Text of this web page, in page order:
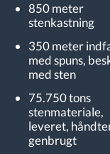
850 meter
stenkastning
350 meter
med spuns,
med sten
75.750 tons
stenmateriale,
leveret,
genbrugt